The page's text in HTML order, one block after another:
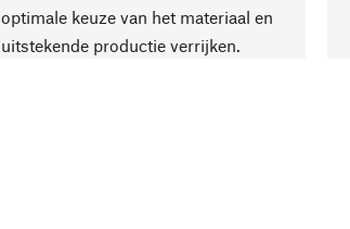
optimale keuze van het materiaal en
uitstekende productie verrijken.